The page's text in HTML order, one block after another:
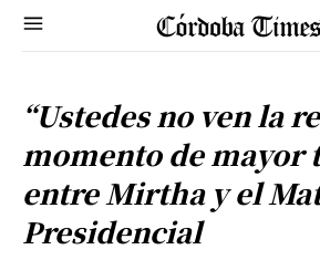
“Ustedes no ven la
momento de mayor
entre Mirtha y el
Presidencial